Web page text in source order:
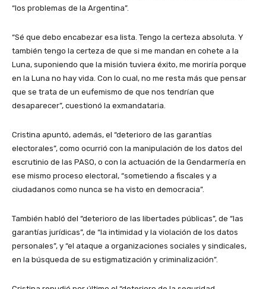
“los problemas de la Argentina”.
“Sé que debo encabezar esa lista. Tengo la certeza absoluta. Y
también tengo la certeza de que si me mandan en cohete a la
Luna, suponiendo que la misión tuviera éxito, me moriría porque
en la Luna no hay vida. Con lo cual, no me resta más que pensar
que se trata de un eufemismo de que nos tendrían que
desaparecer”, cuestionó la exmandataria.
Cristina apuntó, además, el “deterioro de las garantías
electorales”, como ocurrió con la manipulación de los datos del
escrutinio de las PASO, o con la actuación de la Gendarmería en
ese mismo proceso electoral, “sometiendo a fiscales y a
ciudadanos como nunca se ha visto en democracia”.
También habló del “deterioro de las libertades públicas”, de “las
garantías jurídicas”, de “la intimidad y la violación de los datos
personales”, y “el ataque a organizaciones sociales y sindicales,
en la búsqueda de su estigmatización y criminalización”.